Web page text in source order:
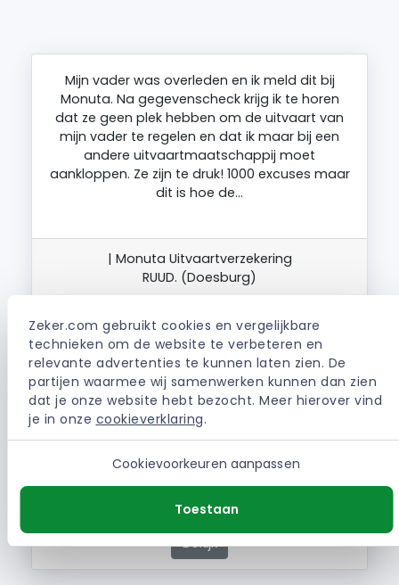
Zeker.com gebruikt cookies en vergelijkbare
technieken om de website te verbeteren en
relevante advertenties te kunnen laten zien. De
partijen waarmee wij samenwerken kunnen dan zien
dat je onze website hebt bezocht. Meer hierover vind
je in onze cookieverklaring.
Cookievoorkeuren aanpassen
Toestaan
Mijn vader was overleden en ik meld dit bij
Monuta. Na gegevenscheck krijg ik te horen
dat ze geen plek hebben om de uitvaart van
mijn vader te regelen en dat ik maar bij een
andere uitvaartmaatschappij moet
aankloppen. Ze zijn te druk! 1000 excuses maar
dit is hoe de…
| Monuta Uitvaartverzekering
RUUD. (Doesburg)
Bekijk
slechte uitvaartverzorger ,heeft veel fouten
gemaakt ,geen compassie
Bekijk